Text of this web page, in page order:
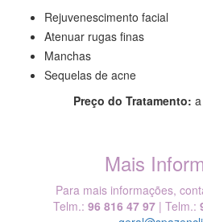
Rejuvenescimento facial
Atenuar rugas finas
Manchas
Sequelas de acne
Preço do Tratamento:
Mais
Para mais informações,
Telm.: 96 816 47 97| Telm.: